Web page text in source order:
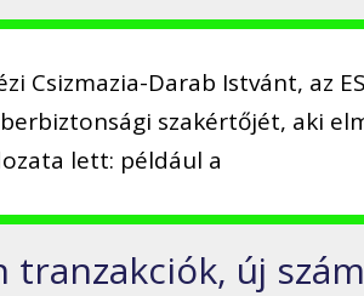
Csizmazia-Darab Istvánt, az
szakértőjét, aki
lett: például a
tranzakciók, új